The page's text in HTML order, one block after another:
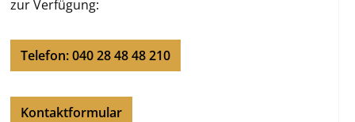
zur Verfügung:
Telefon: 040 28 48 48 210
Kontaktformular